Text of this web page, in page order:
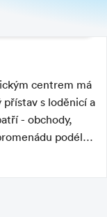
centrem má
přístav s loděnicí a
- obchody,
podél